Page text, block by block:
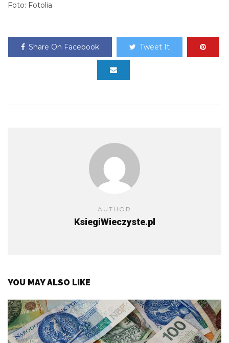
Foto: Fotolia
Share On Facebook Tweet It
AUTHOR
KsiegiWieczyste.pl
YOU MAY ALSO LIKE